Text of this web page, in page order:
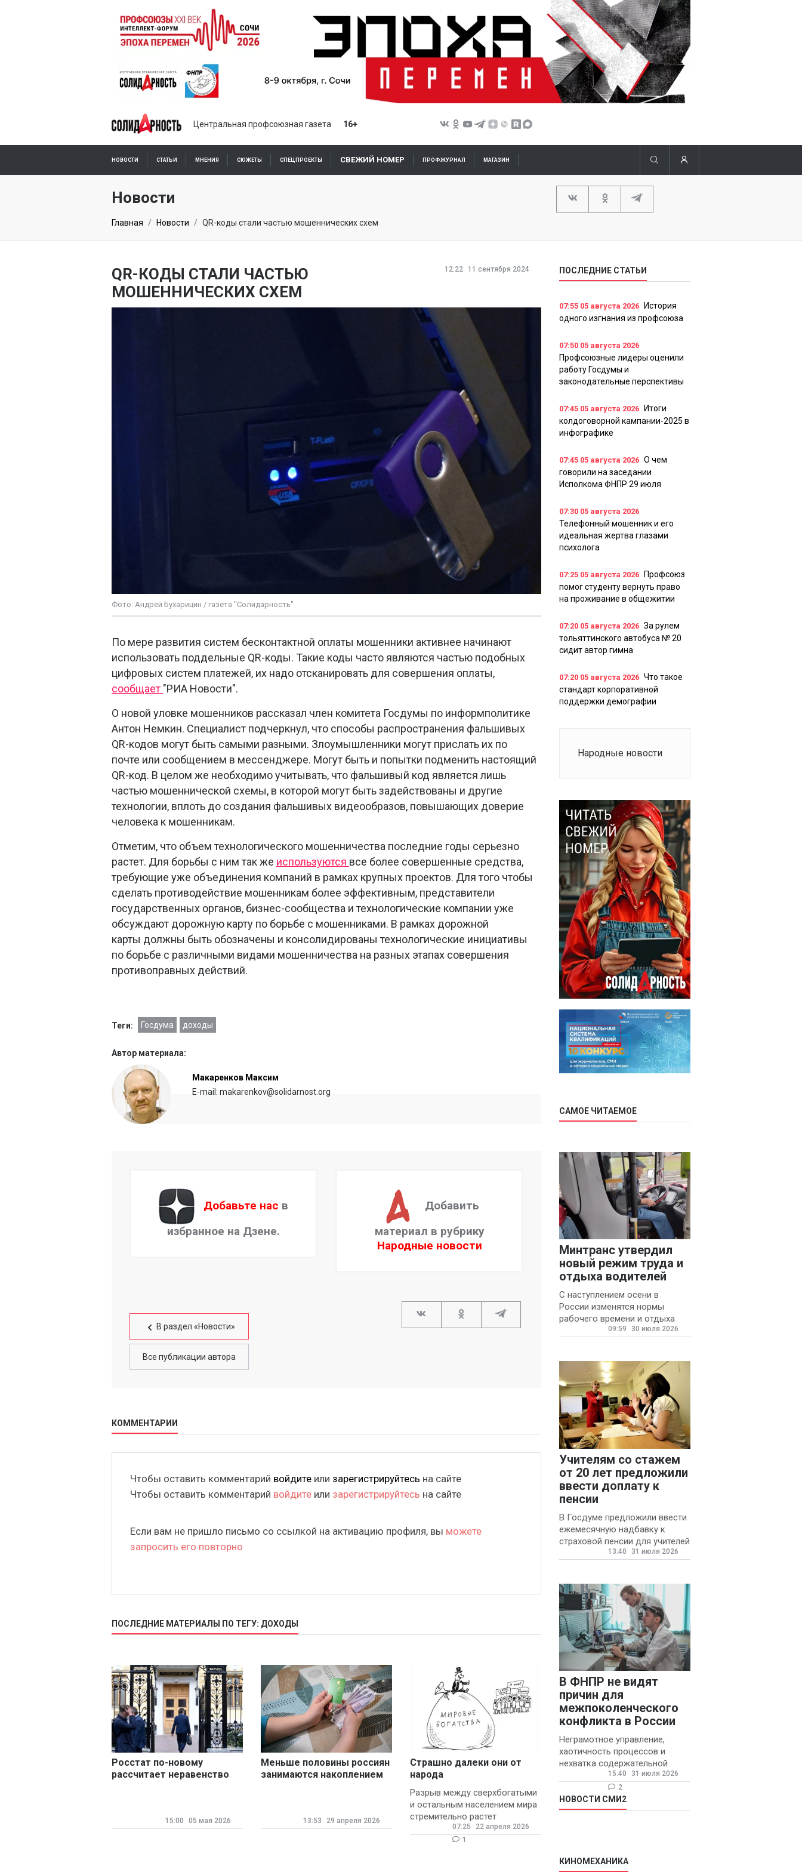
Центральная профсоюзная газета 16+
НОВОСТИ СТАТЬИ МНЕНИЯ СЮЖЕТЫ СПЕЦПРОЕКТЫ СВЕЖИЙ НОМЕР ПРОФЖУРНАЛ МАГАЗИН
ПОДПИСКА ОНЛАЙН
Новости
Главная Новости QR-коды стали частью мошеннических схем
12:22 11 сентября 2024
QR-КОДЫ СТАЛИ ЧАСТЬЮ
МОШЕННИЧЕСКИХ СХЕМ
Фото: Андрей Бухарицин / газета "Солидарность"
По мере развития систем бесконтактной оплаты мошенники активнее начинают
использовать поддельные QR-коды. Такие коды часто являются частью подобных
цифровых систем платежей, их надо отсканировать для совершения оплаты,
сообщает "РИА Новости".
О новой уловке мошенников рассказал член комитета Госдумы по информполитике
Антон Немкин. Специалист подчеркнул, что способы распространения фальшивых
QR-кодов могут быть самыми разными. Злоумышленники могут прислать их по
почте или сообщением в мессенджере. Могут быть и попытки подменить настоящий
QR-код. В целом же необходимо учитывать, что фальшивый код является лишь
частью мошеннической схемы, в которой могут быть задействованы и другие
технологии, вплоть до создания фальшивых видеообразов, повышающих доверие
человека к мошенникам.
Отметим, что объем технологического мошенничества последние годы серьезно
растет. Для борьбы с ним так же используются все более совершенные средства,
требующие уже объединения компаний в рамках крупных проектов. Для того чтобы
сделать противодействие мошенникам более эффективным, представители
государственных органов, бизнес-сообщества и технологические компании уже
обсуждают дорожную карту по борьбе с мошенниками. В рамках дорожной
карты должны быть обозначены и консолидированы технологические инициативы
по борьбе с различными видами мошенничества на разных этапах совершения
противоправных действий.
Теги: Госдума доходы
Автор материала:
Макаренков Максим
E-mail: makarenkov@solidarnost.org
Добавьте нас в
избранное на Дзене.
Добавить
материал в рубрику
Народные новости
В раздел «Новости»
Все публикации автора
КОММЕНТАРИИ
Чтобы оставить комментарий войдите или зарегистрируйтесь на сайте
Чтобы оставить комментарий войдите или зарегистрируйтесь на сайте
Если вам не пришло письмо со ссылкой на активацию профиля, вы можете
запросить его повторно
ПОСЛЕДНИЕ МАТЕРИАЛЫ ПО ТЕГУ: ДОХОДЫ
Росстат по-новому
рассчитает неравенство
15:00 05 мая 2026
Меньше половины россиян
занимаются накоплением
13:53 29 апреля 2026
Страшно далеки они от
народа
Разрыв между сверхбогатыми
и остальным населением мира
стремительно растет
07:25
22 апреля 2026
1
ПОСЛЕДНИЕ СТАТЬИ
07:55 05 августа 2026
История
одного изгнания из профсоюза
07:50 05 августа 2026
Профсоюзные лидеры оценили
работу Госдумы и
законодательные перспективы
07:45 05 августа 2026
Итоги
колдоговорной кампании-2025 в
инфографике
07:45 05 августа 2026 О чем
говорили на заседании
Исполкома ФНПР 29 июля
07:30 05 августа 2026
Телефонный мошенник и его
идеальная жертва глазами
психолога
07:25 05 августа 2026
Профсоюз
помог студенту вернуть право
на проживание в общежитии
07:20 05 августа 2026 За рулем
тольяттинского автобуса № 20
сидит автор гимна
07:20 05 августа 2026 Что такое
стандарт корпоративной
поддержки демографии
Народные новости
САМОЕ ЧИТАЕМОЕ
Минтранс утвердил
новый режим труда и
отдыха водителей
С наступлением осени в
России изменятся нормы
рабочего времени и отдыха
для автомобилистов.
09:59 30 июля 2026
Учителям со стажем
от 20 лет предложили
ввести доплату к
пенсии
В Госдуме предложили ввести
ежемесячную надбавку к
страховой пенсии для учителей
государственных и
13:40 31 июля 2026
В ФНПР не видят
причин для
межпоколенческого
конфликта в России
Неграмотное управление,
хаотичность процессов и
нехватка содержательной
обратной связи от
руководителя являются
основными причинами
конфликтов и раздражения в
15:40
31 июля 2026
2
НОВОСТИ СМИ2
КИНОМЕХАНИКА